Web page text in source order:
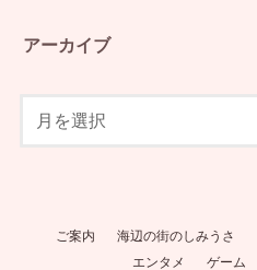
アーカイブ
ご案内 海辺の街のしみうさ
エンタメ
ゲーム